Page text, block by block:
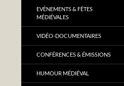
EVÈNEMENTS & FÊTES
MÉDIÉVALES
VIDÉO-DOCUMENTAIRES
CONFÉRENCES & ÉMISSIONS
HUMOUR MÉDIÉVAL